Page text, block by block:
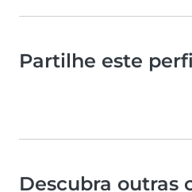
Partilhe este
Descubra outras